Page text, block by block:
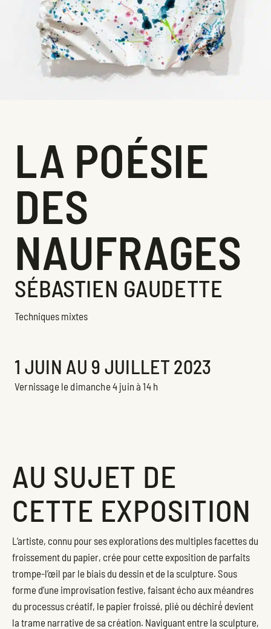
LA POÉSIE
DES
NAUFRAGES
SÉBASTIEN GAUDETTE
Techniques mixtes
1 JUIN AU 9 JUILLET 2023
Vernissage le dimanche 4 juin à 14 h
AU SUJET DE
CETTE EXPOSITION
L’artiste, connu pour ses explorations des multiples facettes du
froissement du papier, crée pour cette exposition de parfaits
trompe-l’œil par le biais du dessin et de la sculpture. Sous
forme d’une improvisation festive, faisant écho aux méandres
du processus créatif, le papier froissé, plié ou déchiré́ devient
la trame narrative de sa création. Naviguant entre la sculpture,